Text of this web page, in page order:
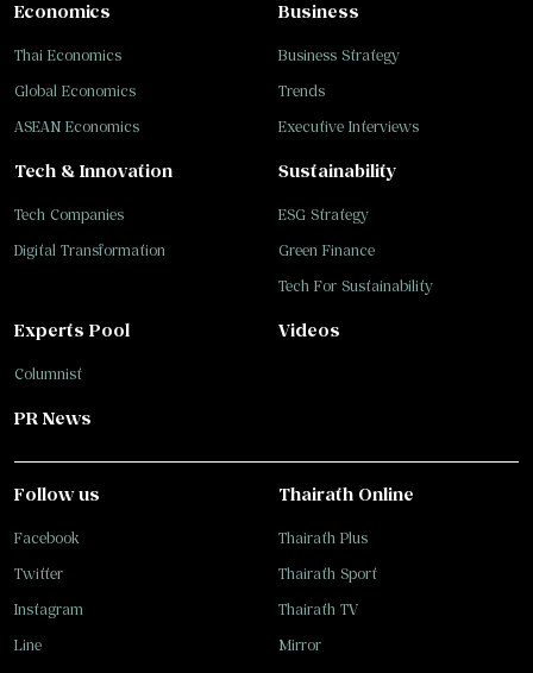
Business
Business Strategy
Trends
Executive Interviews
Tech & Innovation
Tech Companies
Digital Transformation
Sustainability
ESG Strategy
Green Finance
Tech For Sustainability
Economics
Thai Economics
Global Economics
ASEAN Economics
Experts Pool
Columnist
Videos
PR News
Follow us
Facebook
Twitter
Instagram
Line
Thairath Online
Thairath Plus
Thairath Sport
Thairath TV
Mirror